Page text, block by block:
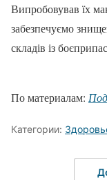
Випробовував їх
забезпечуємо
складів із
По материалам:
Категории: